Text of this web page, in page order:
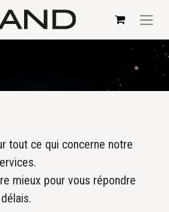
tout ce qui concerne notre
mieux pour vous répondre